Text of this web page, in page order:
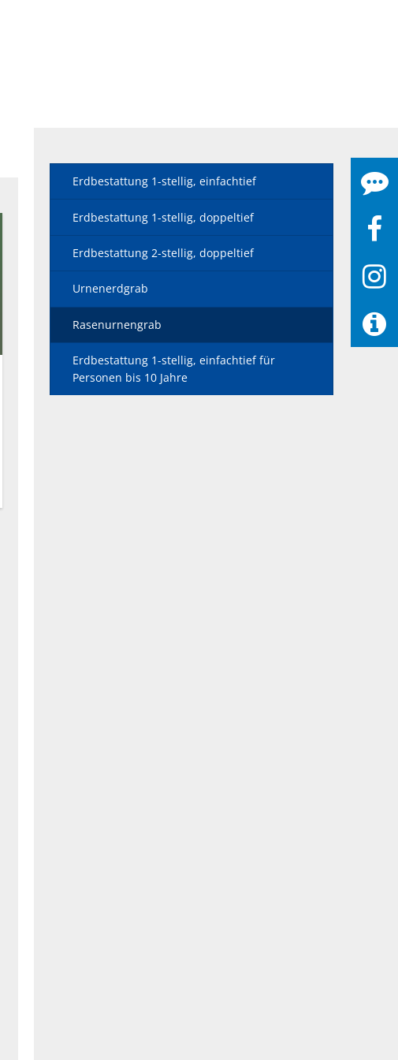
Erdbestattung 1-stellig, einfachtief
Erdbestattung 1-stellig, doppeltief
Erdbestattung 2-stellig, doppeltief
Urnenerdgrab
Rasenurnengrab
Erdbestattung 1-stellig, einfachtief für
Personen bis 10 Jahre